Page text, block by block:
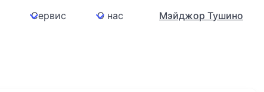
Сервис О нас Мэйджор Тушино